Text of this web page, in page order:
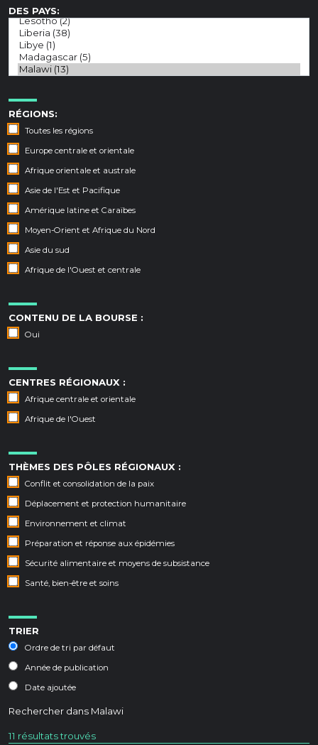
DES PAYS:
RÉGIONS:
Toutes les régions
Europe centrale et orientale
Afrique orientale et australe
Asie de l'Est et Pacifique
Amérique latine et Caraïbes
Moyen-Orient et Afrique du Nord
Asie du sud
Afrique de l'Ouest et centrale
CONTENU DE LA BOURSE :
Oui
CENTRES RÉGIONAUX :
Afrique centrale et orientale
Afrique de l'Ouest
THÈMES DES PÔLES RÉGIONAUX :
Conflit et consolidation de la paix
Déplacement et protection humanitaire
Environnement et climat
Préparation et réponse aux épidémies
Sécurité alimentaire et moyens de subsistance
Santé, bien-être et soins
TRIER
Ordre de tri par défaut
Année de publication
Date ajoutée
Rechercher dans Malawi
11 résultats trouvés